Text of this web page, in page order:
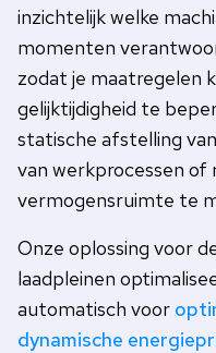
inzichtelijk welke
momenten
zodat je maatregelen
gelijktijdigheid te
statische afstelling
van werkprocessen
vermogensruimte te
Onze oplossing voor
laadpleinen
automatisch voor
dynamische